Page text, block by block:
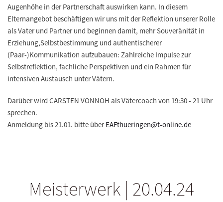
Augenhöhe in der Partnerschaft auswirken kann. In diesem
Elternangebot beschäftigen wir uns mit der Reflektion unserer Rolle
als Vater und Partner und beginnen damit, mehr Souveränität in
Erziehung,Selbstbestimmung und authentischerer
(Paar-)Kommunikation aufzubauen: Zahlreiche Impulse zur
Selbstreflektion, fachliche Perspektiven und ein Rahmen für
intensiven Austausch unter Vätern.
Darüber wird CARSTEN VONNOH als Vätercoach von 19:30 - 21 Uhr
sprechen.
Anmeldung bis 21.01. bitte überEAFthueringen@t-online.de
Meisterwerk | 20.04.24